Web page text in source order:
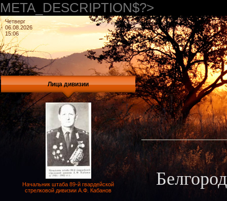
META_DESCRIPTION$?>
Четверг
06.08.2026
15:06
Лица дивизии
Начальник штаба 89-й гвардейской
стрелковой дивизии А.Ф. Кабанов